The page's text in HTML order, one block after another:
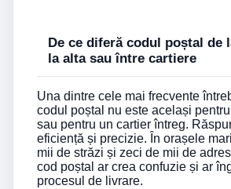
De ce diferă codul poștal de
la alta sau între cartiere
Una dintre cele mai frecvente
codul poștal nu este același pentru
sau pentru un cartier întreg.
eficiență și precizie. În orașele
mii de străzi și zeci de mii de
cod poștal ar crea confuzie și ar
procesul de livrare.